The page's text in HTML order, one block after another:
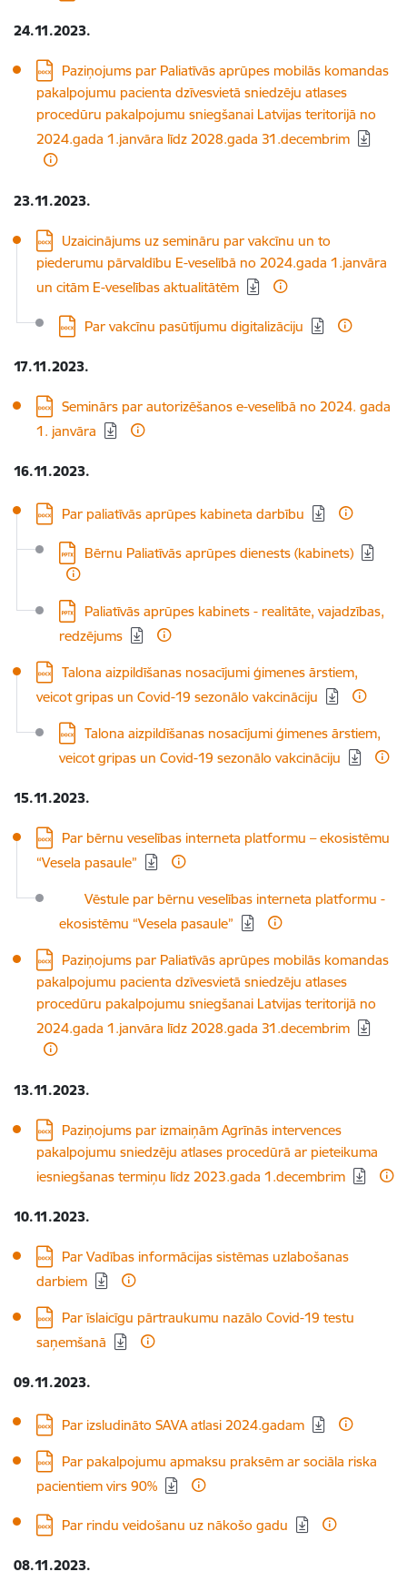
24.11.2023.
Lejupielādēt:
Paziņojums par Paliatīvās aprūpes mobilās komandas
pakalpojumu pacienta dzīvesvietā sniedzēju atlases
procedūru pakalpojumu sniegšanai Latvijas teritorijā no
2024.gada 1.janvāra līdz 2028.gada 31.decembrim
23.11.2023.
Lejupielādēt:
Uzaicinājums uz semināru par vakcīnu un to
piederumu pārvaldību E-veselībā no 2024.gada 1.janvāra
un citām E-veselības aktualitātēm
Lejupielādēt:
Par vakcīnu pasūtījumu digitalizāciju
17.11.2023.
Lejupielādēt:
Seminārs par autorizēšanos e-veselībā no 2024. gada
1. janvāra
16.11.2023.
Lejupielādēt:
Par paliatīvās aprūpes kabineta darbību
Lejupielādēt:
Bērnu Paliatīvās aprūpes dienests (kabinets)
Lejupielādēt:
Paliatīvās aprūpes kabinets - realitāte, vajadzības,
redzējums
Lejupielādēt:
Talona aizpildīšanas nosacījumi ģimenes ārstiem,
veicot gripas un Covid-19 sezonālo vakcināciju
Lejupielādēt:
Talona aizpildīšanas nosacījumi ģimenes ārstiem,
veicot gripas un Covid-19 sezonālo vakcināciju
15.11.2023.
Lejupielādēt:
Par bērnu veselības interneta platformu – ekosistēmu
“Vesela pasaule”
Lejupielādēt:
Vēstule par bērnu veselības interneta platformu -
ekosistēmu “Vesela pasaule”
Lejupielādēt:
Paziņojums par Paliatīvās aprūpes mobilās komandas
pakalpojumu pacienta dzīvesvietā sniedzēju atlases
procedūru pakalpojumu sniegšanai Latvijas teritorijā no
2024.gada 1.janvāra līdz 2028.gada 31.decembrim
13.11.2023.
Lejupielādēt:
Paziņojums par izmaiņām Agrīnās intervences
pakalpojumu sniedzēju atlases procedūrā ar pieteikuma
iesniegšanas termiņu līdz 2023.gada 1.decembrim
10.11.2023.
Lejupielādēt:
Par Vadības informācijas sistēmas uzlabošanas
darbiem
Lejupielādēt:
Par īslaicīgu pārtraukumu nazālo Covid-19 testu
saņemšanā
09.11.2023.
Lejupielādēt:
Par izsludināto SAVA atlasi 2024.gadam
Lejupielādēt:
Par pakalpojumu apmaksu praksēm ar sociāla riska
pacientiem virs 90%
Lejupielādēt:
Par rindu veidošanu uz nākošo gadu
08.11.2023.